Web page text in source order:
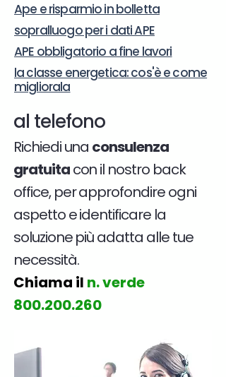
Ape e risparmio in bolletta
sopralluogo per i dati APE
APE obbligatorio a fine lavori
la classe energetica: cos'è e come
migliorala
al telefono
Richiedi una consulenza
gratuitacon il nostro back
office, per approfondire ogni
aspetto e identificare la
soluzione più adatta alle tue
necessità.
Chiama il n. verde
800.200.260